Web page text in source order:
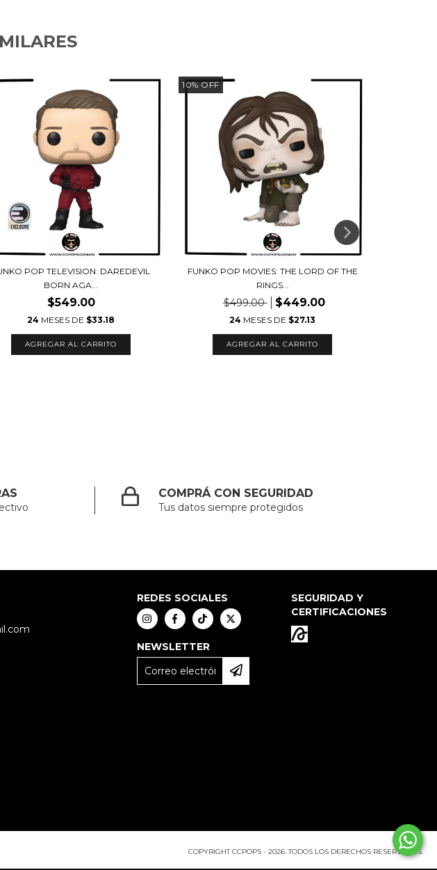
POP TELEVISION: DAREDEVIL
BORN AGA...
$549.00
24 MESES DE $33.18
10%OFF
FUNKO POP MOVIES: THE LORD OF THE
RINGS...
$499.00 $449.00
24 MESES DE $27.13
COMPRÁ CON SEGURIDAD
Tus datos siempre protegidos
REDES SOCIALES
NEWSLETTER
SEGURIDAD Y
CERTIFICACIONES
COPYRIGHT CCPOPS - 2026. TODOS LOS DERECHOS RESERVADOS.